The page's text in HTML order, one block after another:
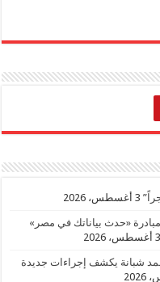
3 أغسطس، 2026
«حدث بياناتك في مصر»
3 أغسطس، 2026
شبانة يكشف إجراءات جديدة